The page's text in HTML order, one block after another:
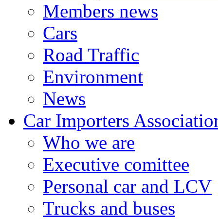
Members news
Cars
Road Traffic
Environment
News
Car Importers
Who we are
Executive comittee
Personal car and LCV
Trucks and buses